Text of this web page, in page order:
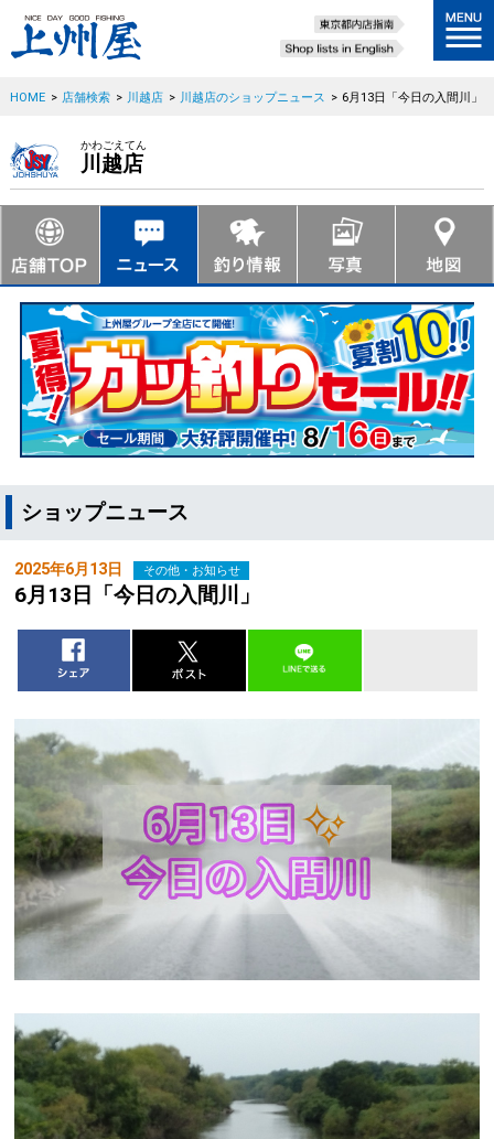
HOME > 店舗検索 > 川越店 > 川越店のショップニュース > 6月13日「今日の入間川」
かわごえてん
川越店
ショップニュース
2025年6月13日 その他・お知らせ
6月13日「今日の入間川」